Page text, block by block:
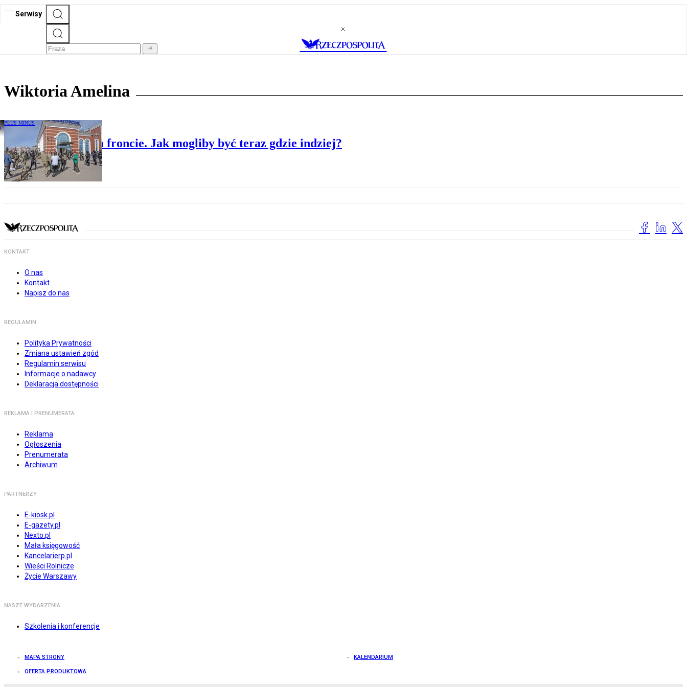
Serwisy
Wiktoria Amelina
PLUS MINUS
Obaj chłopcy są na froncie. Jak mogliby być teraz gdzie indziej?
KONTAKT
O nas
Kontakt
Napisz do nas
REGULAMIN
Polityka Prywatności
Zmiana ustawień zgód
Regulamin serwisu
Informacje o nadawcy
Deklaracja dostępności
REKLAMA I PRENUMERATA
Reklama
Ogłoszenia
Prenumerata
Archiwum
PARTNERZY
E-kiosk.pl
E-gazety.pl
Nexto.pl
Mała księgowość
Kancelarierp.pl
Wieści Rolnicze
Życie Warszawy
NASZE WYDARZENIA
Szkolenia i konferencje
MAPA STRONY KALENDARIUM
OFERTA PRODUKTOWA